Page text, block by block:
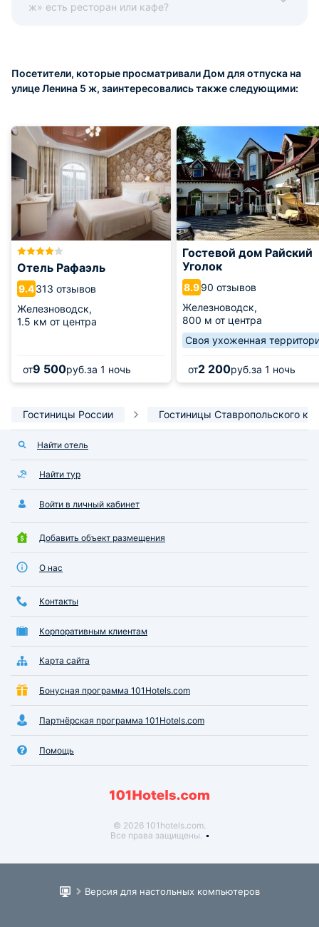
ж» есть ресторан или кафе?
Посетители, которые просматривали Дом для отпуска на
улице Ленина 5 ж, заинтересовались также следующими:
Отель Рафаэль
9.4313 отзывов
Железноводск,
1.5 км от центра
от9 500руб.за 1 ночь
Гостевой дом Райский
Уголок
8.990 отзывов
Железноводск,
800 м от центра
Своя ухоженная
от2 200руб.за 1 ночь
Гостиницы России Гостиницы Ставропольского
Найти отель
Найти тур
Войти в личный кабинет
Добавить объект размещения
О нас
Контакты
Корпоративным клиентам
Карта сайта
Бонусная программа 101Hotels.com
Партнёрская программа 101Hotels.com
Помощь
© 2026 101hotels.com.
Все права защищены.
Версия для настольных компьютеров